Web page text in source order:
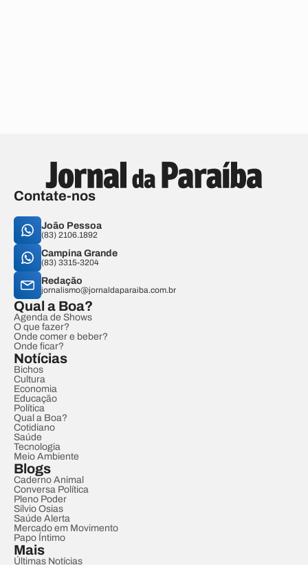
Contate-nos
João Pessoa
(83) 2106.1892
Campina Grande
(83) 3315-3204
Redação
jornalismo@jornaldaparaiba.com.br
Qual a Boa?
Agenda de Shows
O que fazer?
Onde comer e beber?
Onde ficar?
Notícias
Bichos
Cultura
Economia
Educação
Política
Qual a Boa?
Cotidiano
Saúde
Tecnologia
Meio Ambiente
Blogs
Caderno Animal
Conversa Política
Pleno Poder
Sílvio Osias
Saúde Alerta
Mercado em Movimento
Papo Íntimo
Mais
Últimas Notícias